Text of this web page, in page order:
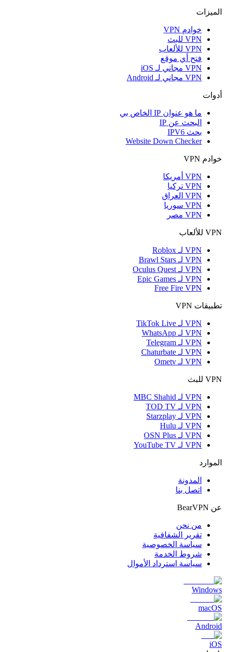
الميزات
خوادم VPN
VPN للبث
VPN للألعاب
فتح أي موقع
VPN مجاني لـ iOS
VPN مجاني لـ Android
أدوات
ما هو عنوان IP الخاص بي
البحث عن IP
بحث IPV6
Website Down Checker
خوادم VPN
VPN أمريكا
VPN تركيا
VPN العراق
VPN سوريا
VPN مصر
VPN للألعاب
VPN لـ Roblox
VPN لـ Brawl Stars
VPN لـ Oculus Quest
VPN لـ Epic Games
Free Fire VPN
تطبيقات VPN
VPN لـ TikTok Live
VPN لـ WhatsApp
VPN لـ Telegram
VPN لـ Chaturbate
VPN لـ Ometv
VPN للبث
VPN لـ MBC Shahid
VPN لـ TOD TV
VPN لـ Starzplay
VPN لـ Hulu
VPN لـ OSN Plus
VPN لـ YouTube TV
الموارد
المدونة
اتصل بنا
عن BearVPN
من نحن
تقرير الشفافية
سياسة الخصوصية
شروط الخدمة
سياسة استرداد الأموال
Windows
macOS
Android
iOS